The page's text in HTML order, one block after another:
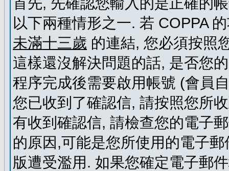
以下兩種情形之一. 若 COPPA
未滿十三歲 的連結, 您必須按照
這樣還沒解決問題的話, 是否您
程序完成後需要啟用帳號 (會員
您已收到了確認信, 請按照您所
有收到確認信, 請檢查您的電子
的原因,可能是您所使用的電子
版遭受濫用. 如果您確定電子郵